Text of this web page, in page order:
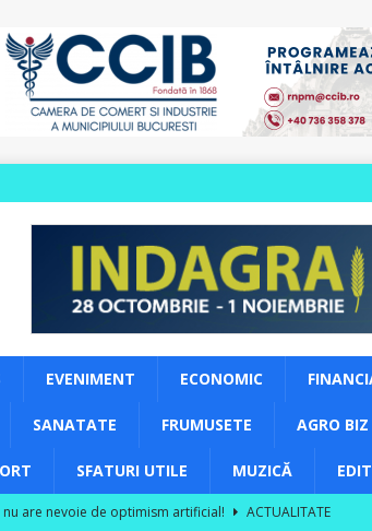
EVENIMENT ECONOMIC
SANATATE FRUMUSETE AGRO BIZ
SFATURI UTILE MUZICĂ
are nevoie de optimism artificial!
ACTUALITATE